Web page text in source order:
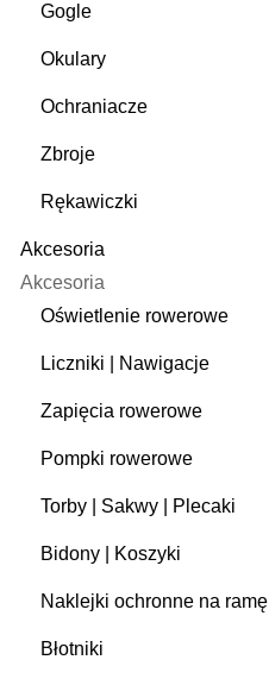
Gogle
Okulary
Ochraniacze
Zbroje
Rękawiczki
Akcesoria
Akcesoria
Oświetlenie rowerowe
Liczniki | Nawigacje
Zapięcia rowerowe
Pompki rowerowe
Torby | Sakwy | Plecaki
Bidony | Koszyki
Naklejki ochronne na ramę
Błotniki